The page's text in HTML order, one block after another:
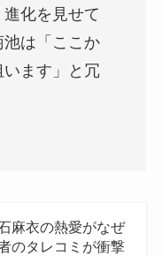
化を見せて
は「ここか
います」と冗
麻衣の熱愛がなぜ
のタレコミが衝撃